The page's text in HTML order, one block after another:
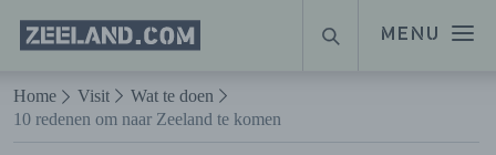
Naar hoofdinhoud
MENU
Homepage
Zeeland.com
ZOEKEN
Home Visit
Wat te doen
10 redenen om naar Zeeland te komen